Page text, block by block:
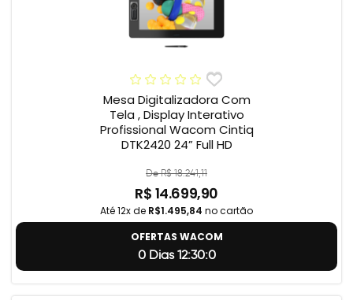
Mesa Digitalizadora Com
Tela , Display Interativo
Profissional Wacom Cintiq
DTK2420 24” Full HD
De R$ 18.241,11
R$ 14.699,90
Até 12x de R$1.495,84 no cartão
OFERTAS WACOM
0 Dias 12:29:59